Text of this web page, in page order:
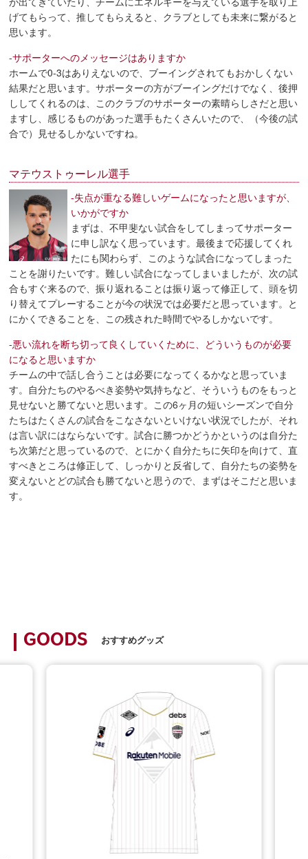
げてもらって、推してもらえると、クラブとしても未来に繋がると
思います。
-サポーターへのメッセージはありますか
ホームで0-3はありえないので、ブーイングされてもおかしくない
結果だと思います。サポーターの方がブーイングだけでなく、後押
ししてくれるのは、このクラブのサポーターの素晴らしさだと思い
ますし、感じるものがあった選手もたくさんいたので、（今後の試
合で）見せるしかないですね。
マテウストゥーレル選手
-失点が重なる難しいゲームになったと思いますが、
いかがですか
まずは、不甲斐ない試合をしてしまってサポーター
に申し訳なく思っています。最後まで応援してくれ
たにも関わらず、このような試合になってしまった
ことを謝りたいです。難しい試合になってしまいましたが、次の試
合もすぐ来るので、振り返れることは振り返って修正して、頭を切
り替えてプレーすることが今の状況では必要だと思っています。と
にかくできることを、この残された時間でやるしかないです。
-悪い流れを断ち切って良くしていくために、どういうものが必要
になると思いますか
チームの中で話し合うことは必要になってくるかなと思っていま
す。自分たちのやるべき姿勢や気持ちなど、そういうものをもっと
見せないと勝てないと思います。この6ヶ月の短いシーズンで自分
たちはたくさんの試合をこなさないといけない状況でしたが、それ
は言い訳にはならないです。試合に勝つかどうかというのは自分た
ち次第だと思っているので、とにかく自分たちに矢印を向けて、直
すべきところは修正して、しっかりと反省して、自分たちの姿勢を
変えないとどの試合も勝てないと思うので、まずはそこだと思いま
す。
GOODS おすすめグッズ